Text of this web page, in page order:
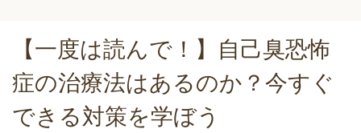
【一度は読んで！】自己臭恐怖
症の治療法はあるのか？今すぐ
できる対策を学ぼう